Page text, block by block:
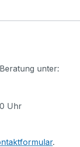
unter:
Uhr
.